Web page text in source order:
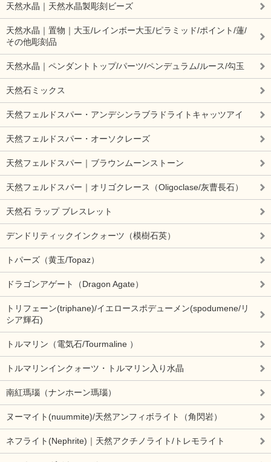
天然水晶｜天然水晶製彫刻ビーズ
天然水晶｜置物｜大玉/レインボー大玉/ピラミッド/ポイント/蓮/
その他彫刻品
天然水晶｜ペンダントトップ/パーツ/ペンデュラム/ルース/勾玉
天然石ミックス
天然フェルドスパー・アンデシンラブラドライトキャッツアイ
天然フェルドスパー・オーソクレーズ
天然フェルドスパー｜ブラウンムーンストーン
天然フェルドスパー｜オリゴクレース（Oligoclase/灰曹長石）
天然石 ラップ ブレスレット
デンドリティックインクォーツ（模樹石英）
トパーズ（黄玉/Topaz）
ドラゴンアゲート（Dragon Agate）
トリフェーン(triphane)/イエロースポデューメン(spodumene/リ
シア輝石)
トルマリン（電気石/Tourmaline ）
トルマリンインクォーツ・トルマリン入り水晶
南紅瑪瑙（ナンホーン瑪瑙）
ヌーマイト(nuummite)/天然アンフィボライト（角閃岩）
ネフライト(Nephrite)｜天然アクチノライト/トレモライト